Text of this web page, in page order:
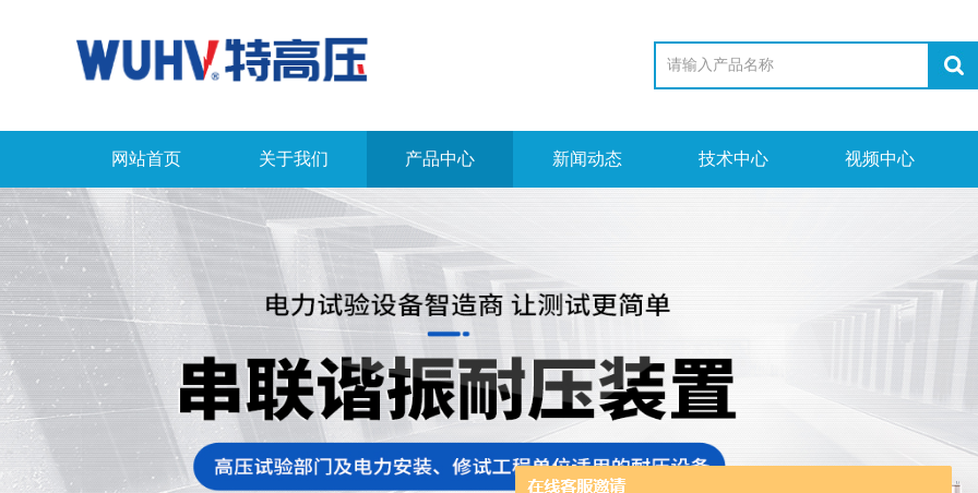
网站首页 关于我们 产品中心 新闻动态 技术中心 视频中心